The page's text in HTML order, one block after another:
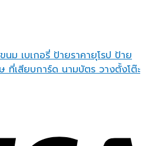
ม เบเกอรี่ ป้ายราคายุโรป ป้าย
ที่เสียบการ์ด นามบัตร วางตั้งโต๊ะ